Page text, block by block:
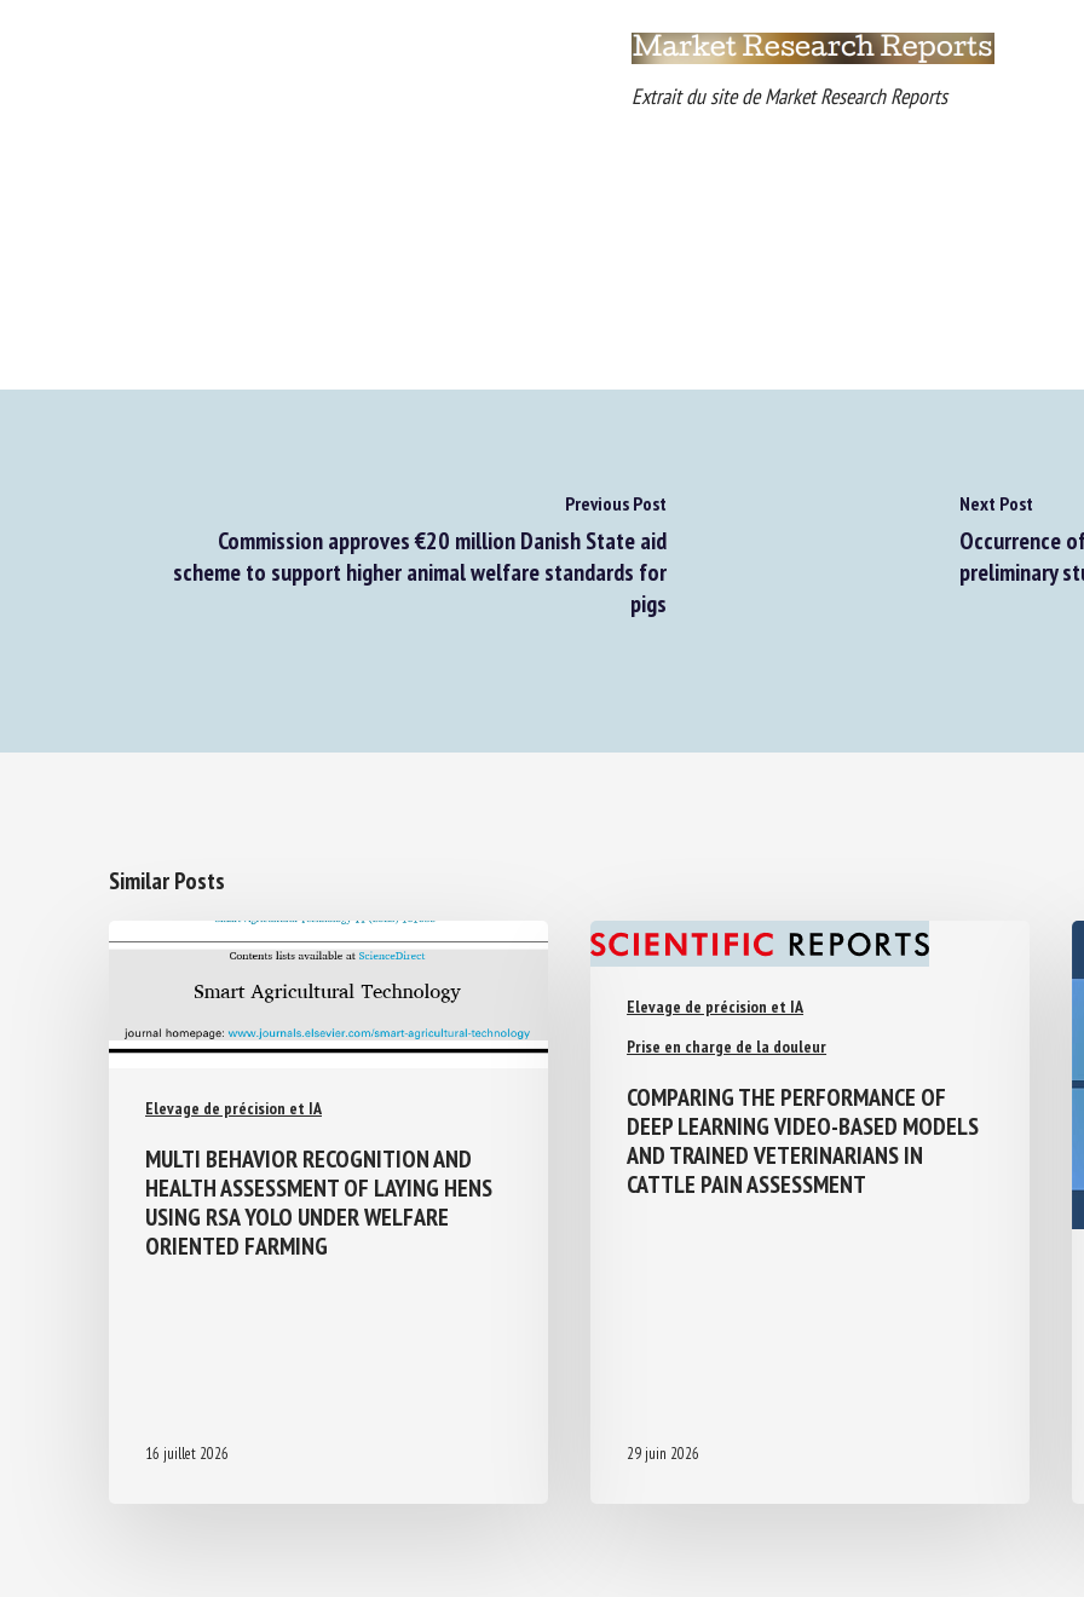
Extrait du site de Market Research Reports
Previous Post
Commission approves €20 million Danish State aid
scheme to support higher animal welfare standards for
pigs
Next Post
Occurrence
preliminary
Similar Posts
Elevage de précision et IA
MULTI BEHAVIOR RECOGNITION AND
HEALTH ASSESSMENT OF LAYING HENS
USING RSA YOLO UNDER WELFARE
ORIENTED FARMING
16 juillet 2026
Elevage de précision et IA
Prise en charge de la douleur
COMPARING THE PERFORMANCE OF
DEEP LEARNING VIDEO-BASED MODELS
AND TRAINED VETERINARIANS IN
CATTLE PAIN ASSESSMENT
29 juin 2026